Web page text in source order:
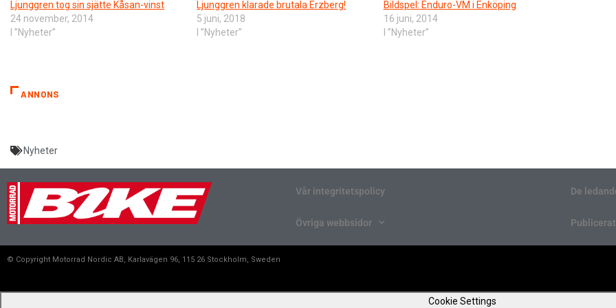
Ljunggren tog sin sjätte Kåsan-vinst
24 november, 2014
I ”Nyheter”
Ljunggren klarade brutala Erzberg!
5 juni, 2018
I ”Nyheter”
Bildspel: Enduro-VM i Enköping
16 juni, 2014
I ”Nyheter”
ANNONS
Nyheter
Vår integritetspolicy
Övriga webbsidor
De
Publicerat
© Copyright Motorrad Nordic AB, Karlavägen 96, 115 26 Stockholm, Sweden
Cookie Settings